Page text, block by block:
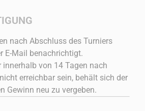
nach Abschluss des Turniers
E-Mail benachrichtigt.
innerhalb von 14 Tagen nach
erreichbar sein, behält sich der
Gewinn neu zu vergeben.